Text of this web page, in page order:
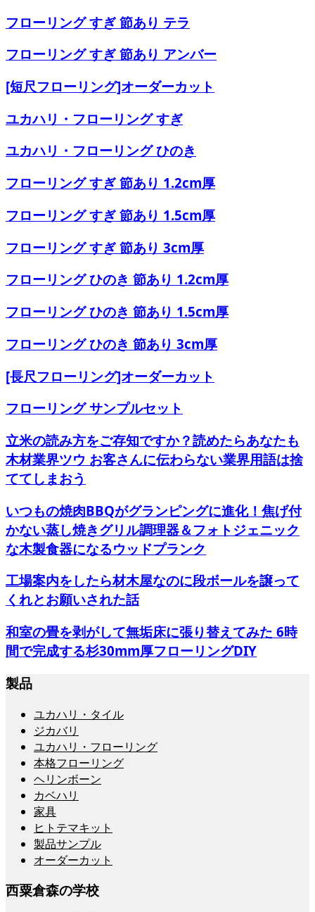
フローリング すぎ 節あり テラ
フローリング すぎ 節あり アンバー
[短尺フローリング]オーダーカット
ユカハリ・フローリング すぎ
ユカハリ・フローリング ひのき
フローリング すぎ 節あり 1.2cm厚
フローリング すぎ 節あり 1.5cm厚
フローリング すぎ 節あり 3cm厚
フローリング ひのき 節あり 1.2cm厚
フローリング ひのき 節あり 1.5cm厚
フローリング ひのき 節あり 3cm厚
[長尺フローリング]オーダーカット
フローリング サンプルセット
立米の読み方をご存知ですか？読めたらあなたも
木材業界ツウ お客さんに伝わらない業界用語は捨
ててしまおう
いつもの焼肉BBQがグランピングに進化！焦げ付
かない蒸し焼きグリル調理器＆フォトジェニック
な木製食器になるウッドプランク
工場案内をしたら材木屋なのに段ボールを譲って
くれとお願いされた話
和室の畳を剥がして無垢床に張り替えてみた 6時
間で完成する杉30mm厚フローリングDIY
製品
ユカハリ・タイル
ジカバリ
ユカハリ・フローリング
本格フローリング
ヘリンボーン
カベハリ
家具
ヒトテマキット
製品サンプル
オーダーカット
西粟倉森の学校